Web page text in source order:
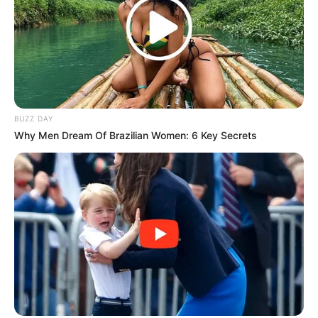
Istilah penting dalam olahraga renang
(foto: inkwellschoolars)
Setelah mengetahui tentang teknik dasar, gaya, dan peraturannya,
berikut ini adalah istilah-istilah penting dalam olahraga renang.
BUZZ DAY
Why Men Dream Of Brazilian Women: 6 Key Secrets